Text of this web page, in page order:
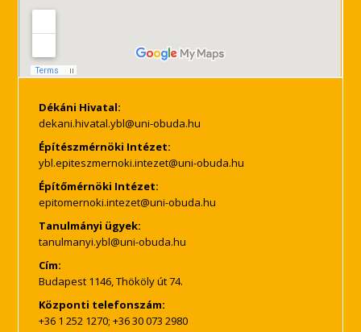
Dékáni Hivatal:
Építészmérnöki Intézet:
Építőmérnöki Intézet:
Tanulmányi ügyek:
Cím:
Budapest 1146, Thököly út 74.
Központi telefonszám:
+36 1 252 1270; +36 30 073 2980